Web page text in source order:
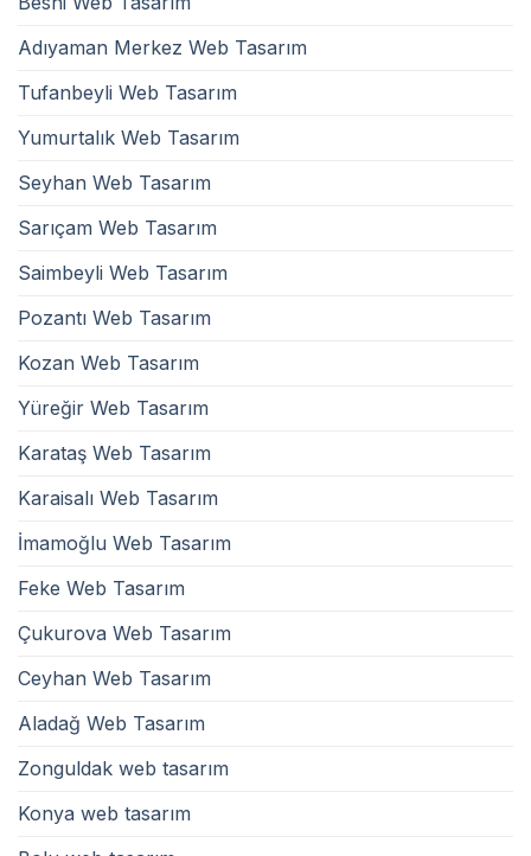
Adıyaman Merkez Web Tasarım
Tufanbeyli Web Tasarım
Yumurtalık Web Tasarım
Seyhan Web Tasarım
Sarıçam Web Tasarım
Saimbeyli Web Tasarım
Pozantı Web Tasarım
Kozan Web Tasarım
Yüreğir Web Tasarım
Karataş Web Tasarım
Karaisalı Web Tasarım
İmamoğlu Web Tasarım
Feke Web Tasarım
Çukurova Web Tasarım
Ceyhan Web Tasarım
Aladağ Web Tasarım
Zonguldak web tasarım
Konya web tasarım